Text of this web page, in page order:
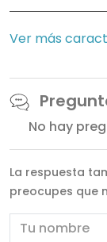
Ver más
No hay
La respuesta
preocupes que
Nombre